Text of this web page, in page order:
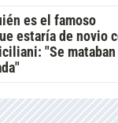
es el famoso
estaría de novio
"Se mataban